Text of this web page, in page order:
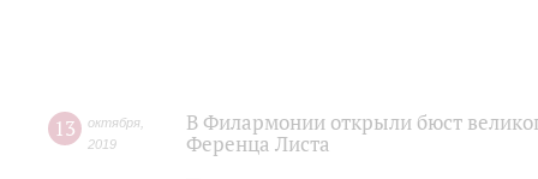
13 октября
2019
В Филармонии открыли бюст
Ференца Листа